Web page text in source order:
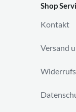
Shop
Kontakt
Versand